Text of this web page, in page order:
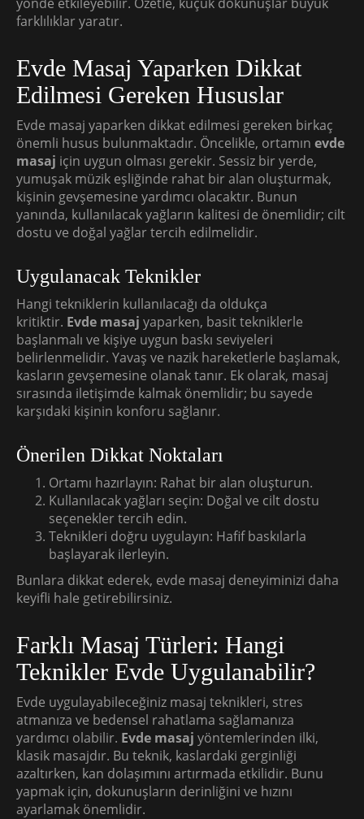
farklılıklar yaratır.
Evde Masaj Yaparken Dikkat
Edilmesi Gereken Hususlar
Evde masaj yaparken dikkat edilmesi gereken birkaç
önemli husus bulunmaktadır. Öncelikle, ortamın evde
masaj için uygun olması gerekir. Sessiz bir yerde,
yumuşak müzik eşliğinde rahat bir alan oluşturmak,
kişinin gevşemesine yardımcı olacaktır. Bunun
yanında, kullanılacak yağların kalitesi de önemlidir; cilt
dostu ve doğal yağlar tercih edilmelidir.
Uygulanacak Teknikler
Hangi tekniklerin kullanılacağı da oldukça
kritiktir. Evde masaj yaparken, basit tekniklerle
başlanmalı ve kişiye uygun baskı seviyeleri
belirlenmelidir. Yavaş ve nazik hareketlerle başlamak,
kasların gevşemesine olanak tanır. Ek olarak, masaj
sırasında iletişimde kalmak önemlidir; bu sayede
karşıdaki kişinin konforu sağlanır.
Önerilen Dikkat Noktaları
Ortamı hazırlayın: Rahat bir alan oluşturun.
Kullanılacak yağları seçin: Doğal ve cilt dostu
seçenekler tercih edin.
Teknikleri doğru uygulayın: Hafif baskılarla
başlayarak ilerleyin.
Bunlara dikkat ederek, evde masaj deneyiminizi daha
keyifli hale getirebilirsiniz.
Farklı Masaj Türleri: Hangi
Teknikler Evde Uygulanabilir?
Evde uygulayabileceğiniz masaj teknikleri, stres
atmanıza ve bedensel rahatlama sağlamanıza
yardımcı olabilir. Evde masaj yöntemlerinden ilki,
klasik masajdır. Bu teknik, kaslardaki gerginliği
azaltırken, kan dolaşımını artırmada etkilidir. Bunu
yapmak için, dokunuşların derinliğini ve hızını
ayarlamak önemlidir.